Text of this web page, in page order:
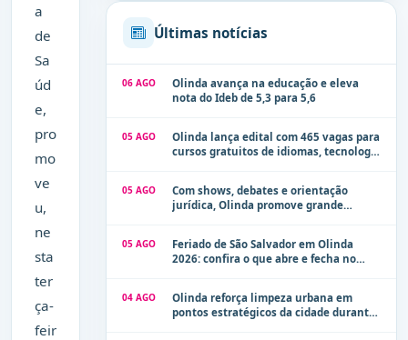
a
de
Sa
úd
e,
pro
mo
ve
u,
ne
sta
ter
ça-
feir
Últimas notícias
06 AGO
Olinda avança na educação e eleva
nota do Ideb de 5,3 para 5,6
05 AGO
Olinda lança edital com 465 vagas para
cursos gratuitos de idiomas, tecnologia
05 AGO
Com shows, debates e orientação
jurídica, Olinda promove grande
05 AGO
Feriado de São Salvador em Olinda
2026: confira o que abre e fecha no
04 AGO
Olinda reforça limpeza urbana em
pontos estratégicos da cidade durante